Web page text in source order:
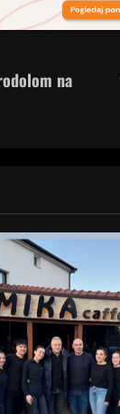
na